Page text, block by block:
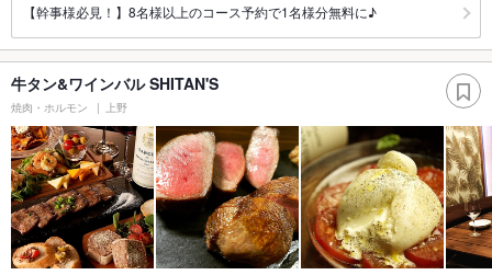
【幹事様必見！】8名様以上のコース予約で1名様分無料に♪
牛タン&ワインバル SHITAN'S
焼肉・ホルモン 上野